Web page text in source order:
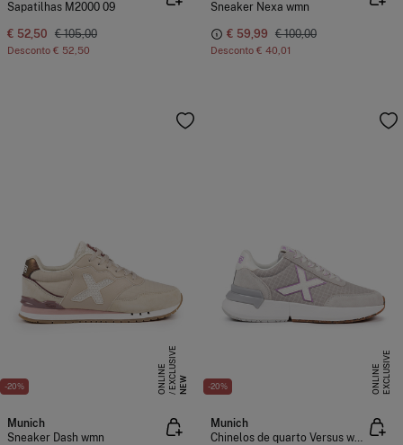
Sapatilhas M2000 09
€ 52,50 € 105,00
Desconto € 52,50
Sneaker Nexa wmn
€ 59,99 € 100,00
Desconto € 40,01
-20% NEW
E
X
C
L
US
I
V
E
O
N
L
I
N
E
Munich
Sneaker Dash wmn
-20% E
X
C
L
U
SI
V
E
O
N
L
I
N
E
Munich
Chinelos de quarto Versus wmn